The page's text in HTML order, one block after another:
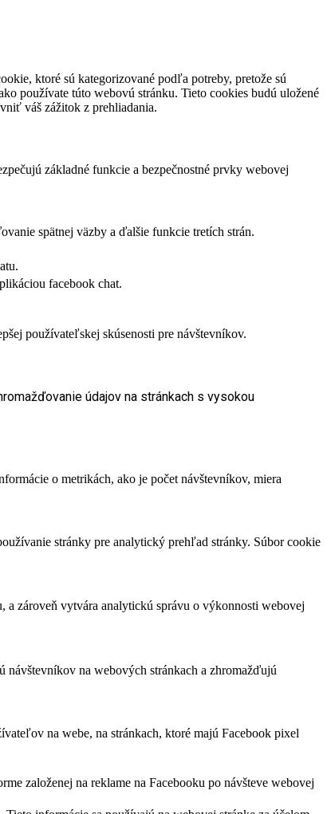
ktoré sú kategorizované podľa potreby, pretože sú
používate túto webovú stránku. Tieto cookies budú uložené
váš zážitok z prehliadania.
základné funkcie a bezpečnostné prvky webovej
spätnej väzby a ďalšie funkcie tretích strán.
facebook chat.
používateľskej skúsenosti pre návštevníkov.
údajov na stránkach s vysokou
o metrikách, ako je počet návštevníkov, miera
stránky pre analytický prehľad stránky. Súbor cookie
zároveň vytvára analytickú správu o výkonnosti webovej
návštevníkov na webových stránkach a zhromažďujú
na webe, na stránkach, ktoré majú Facebook pixel
založenej na reklame na Facebooku po návšteve webovej